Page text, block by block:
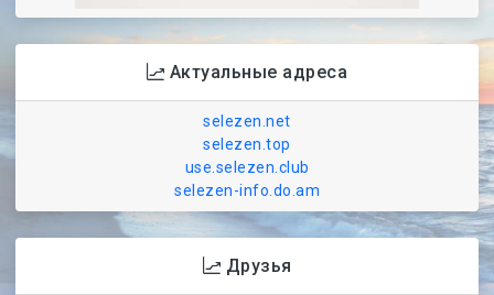
Актуальные адреса
selezen.net
selezen.top
use.selezen.club
selezen-info.do.am
Друзья